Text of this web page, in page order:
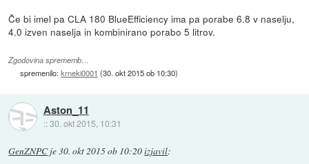
Če bi imel pa CLA 180 BlueEfficiency ima pa porabe 6.8 v naselju,
4.0 izven naselja in kombinirano porabo 5 litrov.
Zgodovina sprememb…
spremenilo:krneki0001 (30. okt 2015 ob 10:30)
Aston_11
::30. okt 2015, 10:31
GenZNPCje30. okt 2015 ob 10:20izjavil: